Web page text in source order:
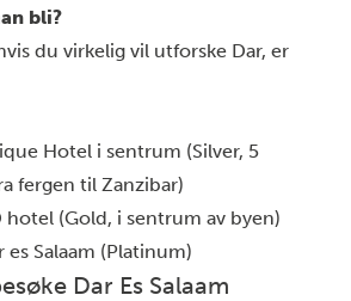
bli?
du virkelig vil utforske Dar, er
Hotel i sentrum (Silver, 5
fergen til Zanzibar)
hotel (Gold, i sentrum av byen)
es Salaam (Platinum)
Dar Es Salaam